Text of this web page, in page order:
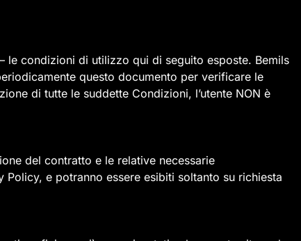
le condizioni di utilizzo qui di seguito esposte. Bemils
questo documento per verificare le
di tutte le suddette Condizioni, l’utente NON è
del contratto e le relative necessarie
e potranno essere esibiti soltanto su richiesta